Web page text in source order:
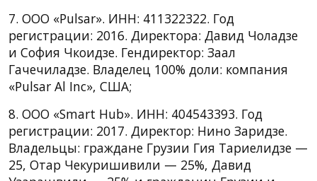
7. ООО «Pulsar». ИНН: 411322322. Год
регистрации: 2016. Директора: Давид Чоладзе
и София Чкоидзе. Гендиректор: Заал
Гачечиладзе. Владелец 100% доли: компания
«Pulsar Al Inc», США;
8. ООО «Smart Hub». ИНН: 404543393. Год
регистрации: 2017. Директор: Нино Заридзе.
Владельцы: граждане Грузии Гия Тариелидзе —
25, Отар Чекуришивили — 25%, Давид